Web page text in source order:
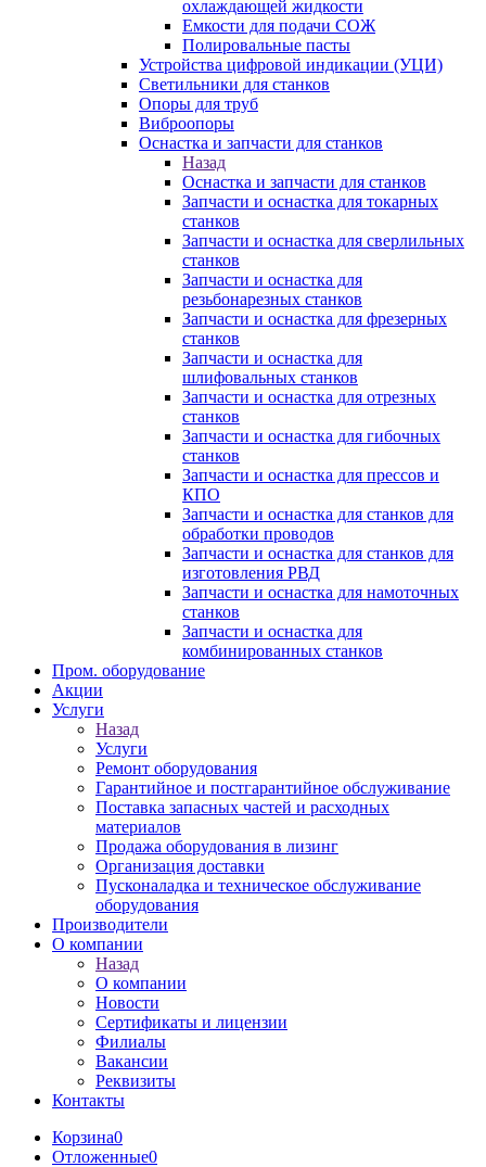
охлаждающей жидкости
Емкости для подачи СОЖ
Полировальные пасты
Устройства цифровой индикации (УЦИ)
Светильники для станков
Опоры для труб
Виброопоры
Оснастка и запчасти для станков
Назад
Оснастка и запчасти для станков
Запчасти и оснастка для токарных
станков
Запчасти и оснастка для сверлильных
станков
Запчасти и оснастка для
резьбонарезных станков
Запчасти и оснастка для фрезерных
станков
Запчасти и оснастка для
шлифовальных станков
Запчасти и оснастка для отрезных
станков
Запчасти и оснастка для гибочных
станков
Запчасти и оснастка для прессов и
КПО
Запчасти и оснастка для станков для
обработки проводов
Запчасти и оснастка для станков для
изготовления РВД
Запчасти и оснастка для намоточных
станков
Запчасти и оснастка для
комбинированных станков
Пром. оборудование
Акции
Услуги
Назад
Услуги
Ремонт оборудования
Гарантийное и постгарантийное обслуживание
Поставка запасных частей и расходных
материалов
Продажа оборудования в лизинг
Организация доставки
Пусконаладка и техническое обслуживание
оборудования
Производители
О компании
Назад
О компании
Новости
Сертификаты и лицензии
Филиалы
Вакансии
Реквизиты
Контакты
Корзина0
Отложенные0